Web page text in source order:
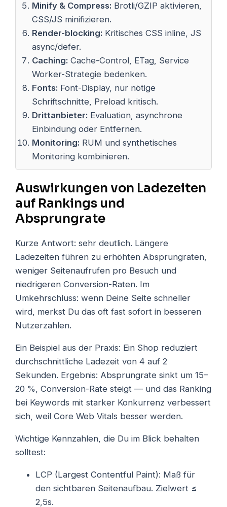
Minify & Compress: Brotli/GZIP aktivieren,
CSS/JS minifizieren.
Render-blocking: Kritisches CSS inline, JS
async/defer.
Caching: Cache-Control, ETag, Service
Worker-Strategie bedenken.
Fonts: Font-Display, nur nötige
Schriftschnitte, Preload kritisch.
Drittanbieter: Evaluation, asynchrone
Einbindung oder Entfernen.
Monitoring: RUM und synthetisches
Monitoring kombinieren.
Auswirkungen von Ladezeiten
auf Rankings und
Absprungrate
Kurze Antwort: sehr deutlich. Längere
Ladezeiten führen zu erhöhten Absprungraten,
weniger Seitenaufrufen pro Besuch und
niedrigeren Conversion-Raten. Im
Umkehrschluss: wenn Deine Seite schneller
wird, merkst Du das oft fast sofort in besseren
Nutzerzahlen.
Ein Beispiel aus der Praxis: Ein Shop reduziert
durchschnittliche Ladezeit von 4 auf 2
Sekunden. Ergebnis: Absprungrate sinkt um 15–
20 %, Conversion-Rate steigt — und das Ranking
bei Keywords mit starker Konkurrenz verbessert
sich, weil Core Web Vitals besser werden.
Wichtige Kennzahlen, die Du im Blick behalten
solltest:
LCP (Largest Contentful Paint): Maß für
den sichtbaren Seitenaufbau. Zielwert ≤
2,5s.